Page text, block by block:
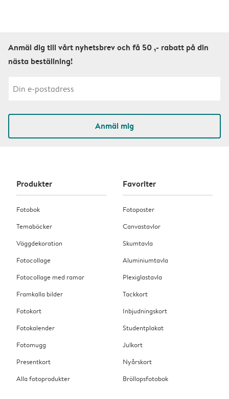
Anmäl dig till vårt nyhetsbrev och få 50 ,- rabatt på din
nästa beställning!
Anmäl mig
Produkter
Fotobok
Temaböcker
Väggdekoration
Fotocollage
Fotocollage med ramar
Framkalla bilder
Fotokort
Fotokalender
Fotomugg
Presentkort
Alla fotoprodukter
Favoriter
Fotoposter
Canvastavlor
Skumtavla
Aluminiumtavla
Plexiglastavla
Tackkort
Inbjudningskort
Studentplakat
Julkort
Nyårskort
Bröllopsfotobok